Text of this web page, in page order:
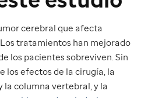
cerebral que afecta
tratamientos han mejorado
los pacientes sobreviven. Sin
los efectos de la cirugía, la
la columna vertebral, y la